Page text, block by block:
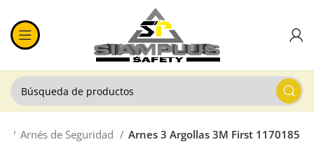
Arnés de Seguridad Arnes 3 Argollas 3M First 1170185